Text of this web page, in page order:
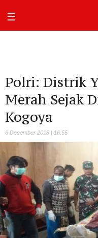
Polri: Distrik
Merah Sejak
Kogoya
6 Desember 2018 | 16:55